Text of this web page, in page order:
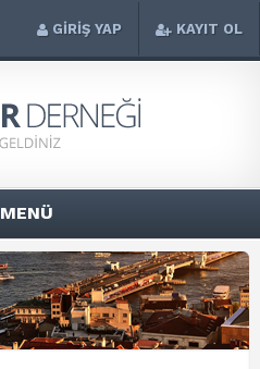
GİRİŞ YAP KAYIT OL
MENÜ